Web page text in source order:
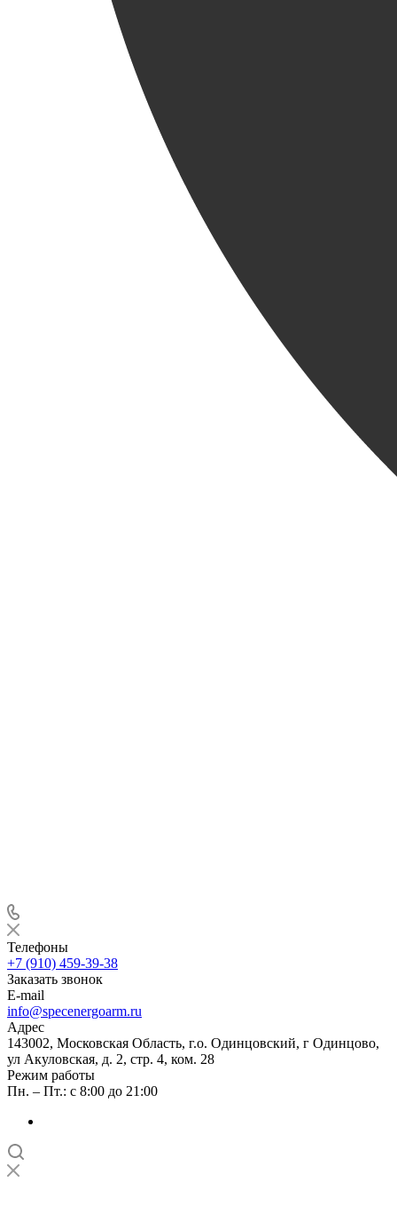
Телефоны
+7 (910) 459-39-38
Заказать звонок
E-mail
info@specenergoarm.ru
Адрес
143002, Московская Область, г.о. Одинцовский, г Одинцово,
ул Акуловская, д. 2, стр. 4, ком. 28
Режим работы
Пн. – Пт.: с 8:00 до 21:00